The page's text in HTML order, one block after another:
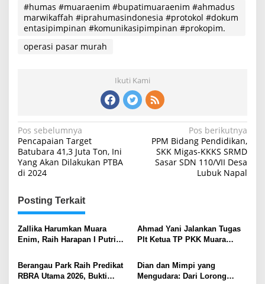
#humas #muaraenim #bupatimuaraenim #ahmadus
marwikaffah #iprahumasindonesia #protokol #dokum
entasipimpinan #komunikasipimpinan #prokopim.
operasi pasar murah
Ikuti Kami
Navigasi
pos
Pos sebelumnya
Pencapaian Target
Batubara 41,3 Juta Ton, Ini
Yang Akan Dilakukan PTBA
di 2024
Pos berikutnya
PPM Bidang Pendidikan,
SKK Migas-KKKS SRMD
Sasar SDN 110/VII Desa
Lubuk Napal
Posting Terkait
Zallika Harumkan Muara
Enim, Raih Harapan I Putri
Ahmad Yani Jalankan Tugas
Plt Ketua TP PKK Muara
Berangau Park Raih Predikat
RBRA Utama 2026, Bukti
Dian dan Mimpi yang
Mengudara: Dari Lorong